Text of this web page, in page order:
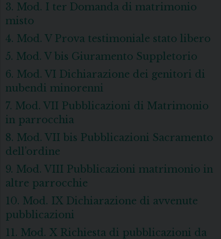
3. Mod. I ter Domanda di matrimonio
misto
4. Mod. V Prova testimoniale stato libero
5. Mod. V bis Giuramento Suppletorio
6. Mod. VI Dichiarazione dei genitori di
nubendi minorenni
7. Mod. VII Pubblicazioni di Matrimonio
in parrocchia
8. Mod. VII bis Pubblicazioni Sacramento
dell’ordine
9. Mod. VIII Pubblicazioni matrimonio in
altre parrocchie
10. Mod. IX Dichiarazione di avvenute
pubblicazioni
11. Mod. X Richiesta di pubblicazioni da